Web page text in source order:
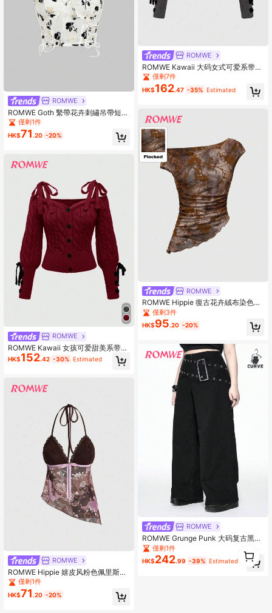
ROMWE
ROMWE Goth 繫帶花卉刺繡吊帶短上
衣 僅剩1件
HK$71 .20 -20%
ROMWE
ROMWE Kawaii 女孩可爱甜美系带袖
口装饰露肩泡泡袖短款开衫
HK$152.42 -30% Estimated
ROMWE
ROMWE Hippie 嬉皮风粉色佩里斯印
花女士Y2K返校季深V复古宽松露背不
对称下摆街头蕾丝吊带衫
僅剩1件
HK$71 .20 -20%
ROMWE
ROMWE Kawaii 大码女式可爱系带袖
口装饰露肩灯笼袖开衫
僅剩7件
HK$162.47 -35% Estimated
ROMWE
ROMWE Hippie 復古花卉絨布染色女
式半透明網眼斜肩束腰上衣
僅剩3件
HK$95.20 -20%
ROMWE
ROMWE Grunge Punk 大码复古黑色
百搭宽松朋克腰带修身牛仔裤
僅剩1件
HK$242.99 -39% Estimated